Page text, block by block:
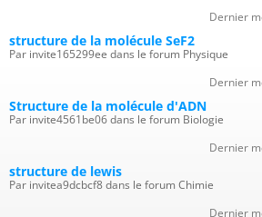
Dernier
structure de la molécule SeF2
Par invite165299ee dans le forum Physique
Dernier
Structure de la molécule d'ADN
Par invite4561be06 dans le forum Biologie
Dernier
structure de lewis
Par invitea9dcbcf8 dans le forum Chimie
Dernier